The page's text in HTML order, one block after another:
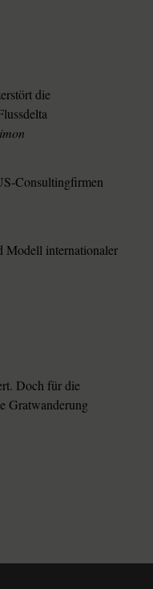
die
Consultingfirmen
Doch für die
Gratwanderung